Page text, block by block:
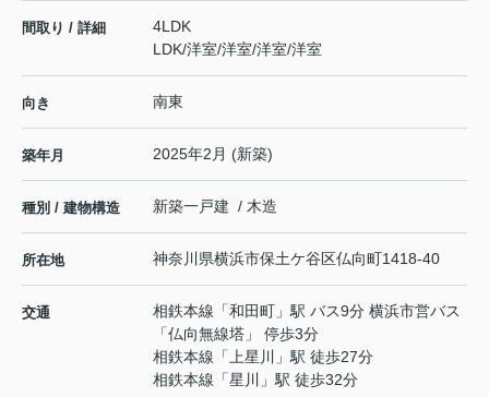
間取り / 詳細
4LDK
LDK/洋室/洋室/洋室/洋室
向き 南東
築年月 2025年2月 (新築)
種別 / 建物構造 新築一戸建 / 木造
所在地 神奈川県横浜市保土ケ谷区仏向町1418-40
交通 相鉄本線 「和田町 」駅 バス9分 横浜市営バス
「仏向無線塔」 停歩3分
相鉄本線 「 上星川
」駅 徒歩27分
相鉄本線 「星川 」駅 徒歩32分